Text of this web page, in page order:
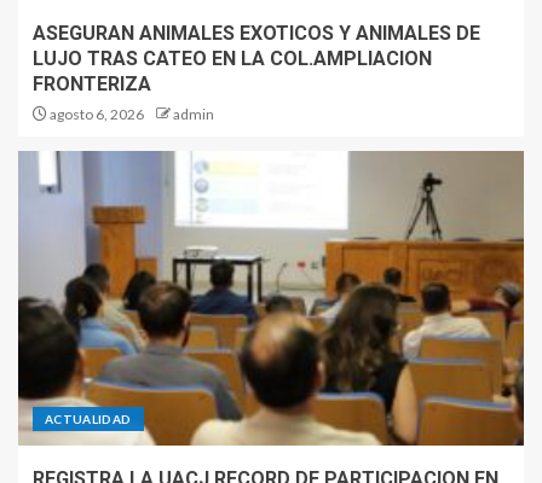
ASEGURAN ANIMALES EXOTICOS Y ANIMALES DE
LUJO TRAS CATEO EN LA COL.AMPLIACION
FRONTERIZA
agosto 6, 2026 admin
ACTUALIDAD